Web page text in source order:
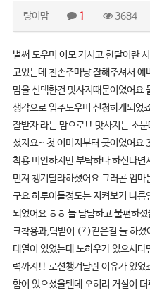
랑이맘 1 3684
벌써 도우미 이모 가시고 한달이란
고있는데 친손주마냥 잘해주셔서
맘을 선택한건 맛사지때문이였어요
생각으로 입주도우미 신청하게되었
잘받자 라는 맘으로!! 맛사지는 소문
셨지요~ 첫 이미지부터 굿이였어요
착용 미안하지만 부탁하나 하신다
먼져 챙겨달라하셨어요 그러곤 엄
구요 하루이틀정도는 지켜보기 나름
되었어요 ㅎㅎ 늘 답답하고 불편하
크착용과,턱받이 (?)같은걸 늘 하셨
태열이 있었는데 노하우가 있으시
력까지!! 로션챙겨달란 이유가 있
함이 있으셨을텐데 오히려 거실이